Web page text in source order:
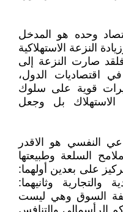
وحده هو المدخل
النزعة الاستهلاكية
صارت النزعة إلى
في اقتصاديات الدول،
قوية على سلوك
الاستهلاك بل وجعل
النفسي هو الاقدر
السلعة وطبيعتها
على بعدين أولهما:
والتجارية وثانيهما:
السوق وهي ليست